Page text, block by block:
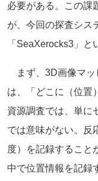
必要がある。この課
が、今回の探査シス
「SeaXerocks3」と
まず、3D画像マッ
は、「どこに（位置
資源調査では、単に
では意味がない。反
度）を記録すること
中で位置情報を記録